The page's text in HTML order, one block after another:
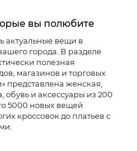
вы полюбите
актуальные вещи в
города. В разделе
полезная
магазинов и торговых
представлена женская,
обувь и аксессуары из 200
5000 новых вещей
кроссовок до платьев с